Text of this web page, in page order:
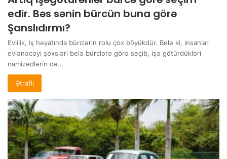
edir. Bəs sənin bürcün buna görə
Şanslıdırmı?
Evlilik, iş həyatında bürclərin rolu çox böyükdür. Belə ki, insanlar
evlənəcəyi şəxsləri belə bürclərə görə seçib, işə götürdükləri
namizədlərin də…
Ətraflı